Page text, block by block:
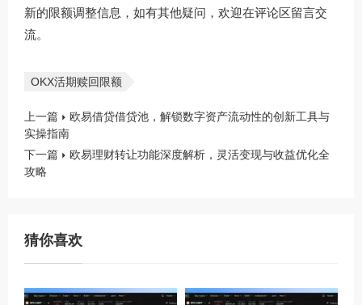
新的限额调整信息，如有其他疑问，欢迎在评论区留言交
流。
OKX活期赎回限额
上一篇
欧易借贷借贷池，解锁数字资产流动性的创新工具与
实操指南
下一篇
欧易理财转让功能深度解析，灵活变现与收益优化全
攻略
猜你喜欢